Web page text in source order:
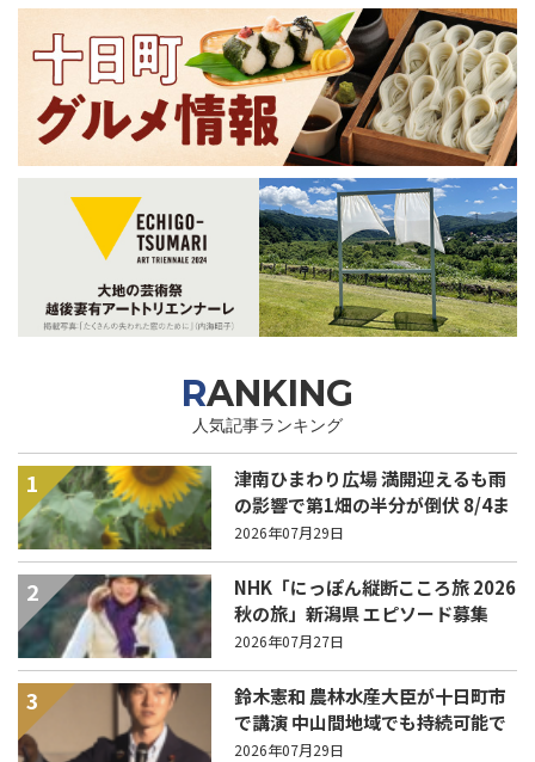
RANKING
人気記事ランキング
1
津南ひまわり広場 満開迎えるも雨
の影響で第1畑の半分が倒伏 8/4ま
で駐車場を無料開放
2026年07月29日
2
NHK「にっぽん縦断こころ旅 2026
秋の旅」新潟県 エピソード募集
中！
2026年07月27日
3
鈴木憲和 農林水産大臣が十日町市
で講演 中山間地域でも持続可能で
稼げる農業とは？
2026年07月29日